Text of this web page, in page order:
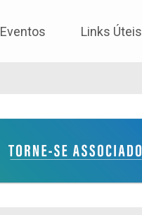
Eventos Links Úteis